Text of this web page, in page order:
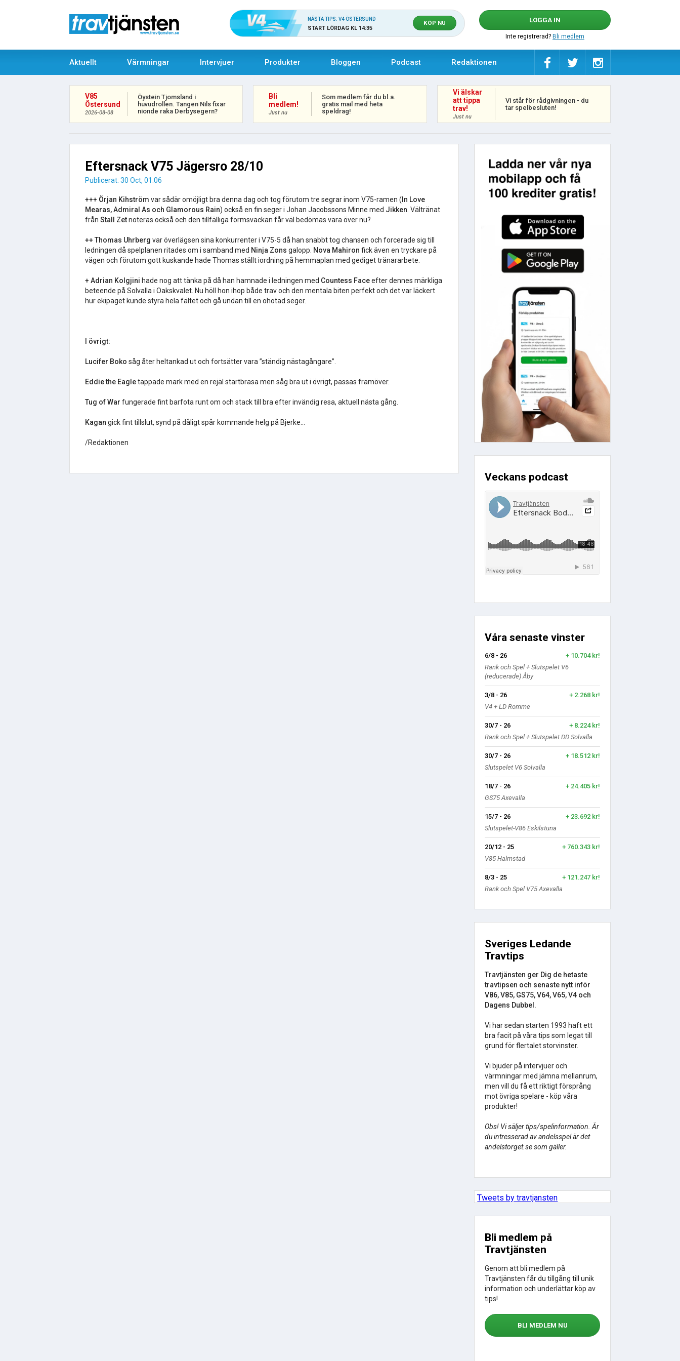
NÄSTA TIPS: V4 ÖSTERSUND
START LÖRDAG KL 14:35
KÖP NU LOGGA IN
Inte registrerad? Bli medlem
Aktuellt Värmningar Intervjuer Produkter Bloggen Podcast Redaktionen
V85
Östersund
2026-08-08
Öystein Tjomsland i
huvudrollen. Tangen Nils fixar
nionde raka Derbysegern?
Bli
medlem!
Just nu
Som medlem får du bl.a.
gratis mail med heta
speldrag!
Vi älskar
att tippa
trav!
Just nu
Vi står för rådgivningen - du
tar spelbesluten!
Eftersnack V75 Jägersro 28/10
Publicerat: 30 Oct, 01:06
+++ Örjan Kihström var sådär omöjligt bra denna dag och tog förutom tre segrar inom V75-ramen ( In Love
Mearas, Admiral As och Glamorous Rain) också en fin seger i Johan Jacobssons Minne med Jikken . Vältränat
från Stall Zetnoteras också och den tillfälliga formsvackan får väl bedömas vara över nu?
++ Thomas Uhrberg var överlägsen sina konkurrenter i V75-5 då han snabbt tog chansen och forcerade sig till
ledningen då spelplanen ritades om i samband med Ninja Zons galopp. Nova Mahiron fick även en tryckare på
vägen och förutom gott kuskande hade Thomas ställt iordning på hemmaplan med gediget tränararbete.
+ Adrian Kolgjini hade nog att tänka på då han hamnade i ledningen med Countess Faceefter dennes märkliga
beteende på Solvalla i Oakskvalet. Nu höll hon ihop både trav och den mentala biten perfekt och det var läckert
hur ekipaget kunde styra hela fältet och gå undan till en ohotad seger.
I övrigt:
Lucifer Boko såg åter heltankad ut och fortsätter vara ”ständig nästagångare”.
Eddie the Eagletappade mark med en rejäl startbrasa men såg bra ut i övrigt, passas framöver.
Tug of War fungerade fint barfota runt om och stack till bra efter invändig resa, aktuell nästa gång.
Kagan gick fint tillslut, synd på dåligt spår kommande helg på Bjerke…
/Redaktionen
Veckans podcast
Våra senaste vinster
6/8 - 26
+ 10.704 kr!
Rank och Spel + Slutspelet V6
(reducerade) Åby
3/8 - 26
+ 2.268 kr!
V4 + LD Romme
30/7 - 26
+ 8.224 kr!
Rank och Spel + Slutspelet DD Solvalla
30/7 - 26
+ 18.512 kr!
Slutspelet V6 Solvalla
18/7 - 26
+ 24.405 kr!
GS75 Axevalla
15/7 - 26
+ 23.692 kr!
Slutspelet-V86 Eskilstuna
20/12 - 25
+ 760.343 kr!
V85 Halmstad
8/3 - 25
+ 121.247 kr!
Rank och Spel V75 Axevalla
Sveriges Ledande
Travtips
Travtjänsten ger Dig de hetaste
travtipsen och senaste nytt inför
V86, V85, GS75, V64, V65, V4 och
Dagens Dubbel.
Vi har sedan starten 1993 haft ett
bra facit på våra tips som legat till
grund för flertalet storvinster.
Vi bjuder på intervjuer och
värmningar med jämna mellanrum,
men vill du få ett riktigt försprång
mot övriga spelare - köp våra
produkter!
Obs! Vi säljer tips/spelinformation. Är
du intresserad av andelsspel är det
andelstorget.se som gäller.
Tweets by travtjansten
Bli medlem på
Travtjänsten
Genom att bli medlem på
Travtjänsten får du tillgång till unik
information och underlättar köp av
tips!
BLI MEDLEM NU